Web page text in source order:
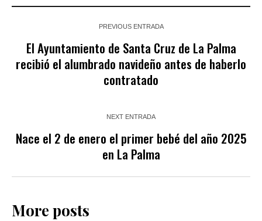
PREVIOUS ENTRADA
El Ayuntamiento de Santa Cruz de La Palma
recibió el alumbrado navideño antes de haberlo
contratado
NEXT ENTRADA
Nace el 2 de enero el primer bebé del año 2025
en La Palma
More posts